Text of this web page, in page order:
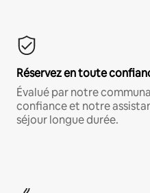
Réservez en toute
Évalué par notre
confiance et notre
séjour longue durée.